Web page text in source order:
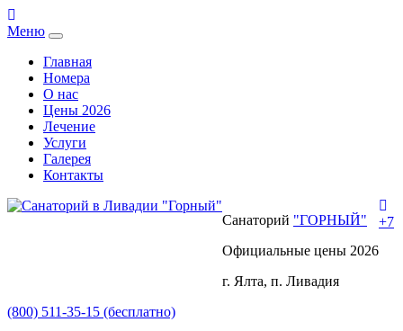
Меню
Главная
Номера
О нас
Цены 2026
Лечение
Услуги
Галерея
Контакты
Санаторий "ГОРНЫЙ"
Официальные цены 2026
г. Ялта, п. Ливадия
+7
(800) 511-35-15 (бесплатно)